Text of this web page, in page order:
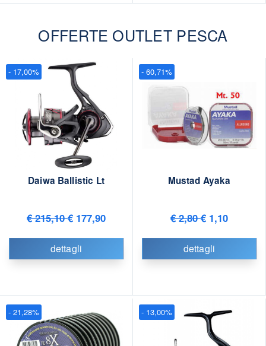
OFFERTE OUTLET PESCA
Daiwa Ballistic Lt
€ 215,10€ 177,90
dettagli
- 17,00%
Mustad Ayaka
€ 2,80€ 1,10
dettagli
- 60,71%
- 21,28% - 13,00%